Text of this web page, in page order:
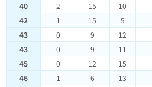
40
2 15 10
42
1 15 5
43
0 9 12
43
0 9 11
45
0 12 15
46
1 6 13